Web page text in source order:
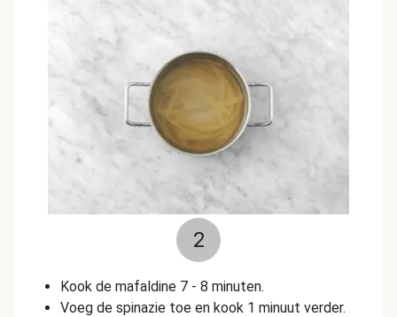
2
Kook de mafaldine 7 - 8 minuten.
Voeg de spinazie toe en kook 1 minuut verder.